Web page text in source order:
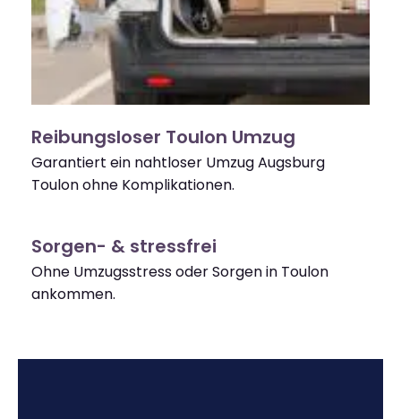
Reibungsloser Toulon Umzug
Garantiert ein nahtloser Umzug Augsburg
Toulon ohne Komplikationen.
Sorgen- & stressfrei
Ohne Umzugsstress oder Sorgen in Toulon
ankommen.